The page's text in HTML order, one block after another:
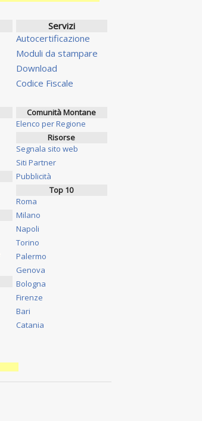
Servizi
Autocertificazione
Moduli da stampare
Download
Codice Fiscale
Comunità Montane
Elenco per Regione
Risorse
Segnala sito web
Siti Partner
Pubblicità
Top 10
Roma
Milano
Napoli
Torino
Palermo
Genova
Bologna
Firenze
Bari
Catania